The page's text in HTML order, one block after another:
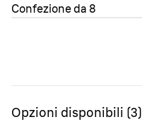
Opzioni disponibili (3)